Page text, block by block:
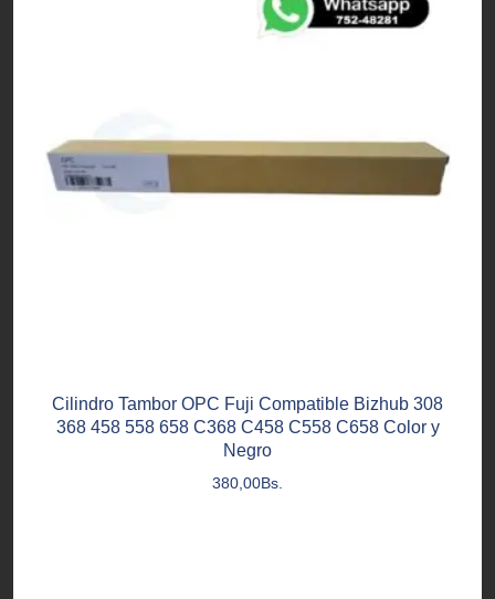
Cilindro Tambor OPC Fuji Compatible Bizhub 308
368 458 558 658 C368 C458 C558 C658 Color y
Negro
380,00Bs.